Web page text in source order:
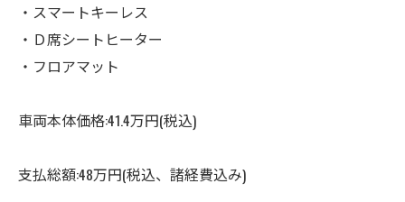
・スマートキーレス
・Ｄ席シートヒーター
・フロアマット
車両本体価格:41.4万円(税込)
支払総額:48万円(税込、諸経費込み)